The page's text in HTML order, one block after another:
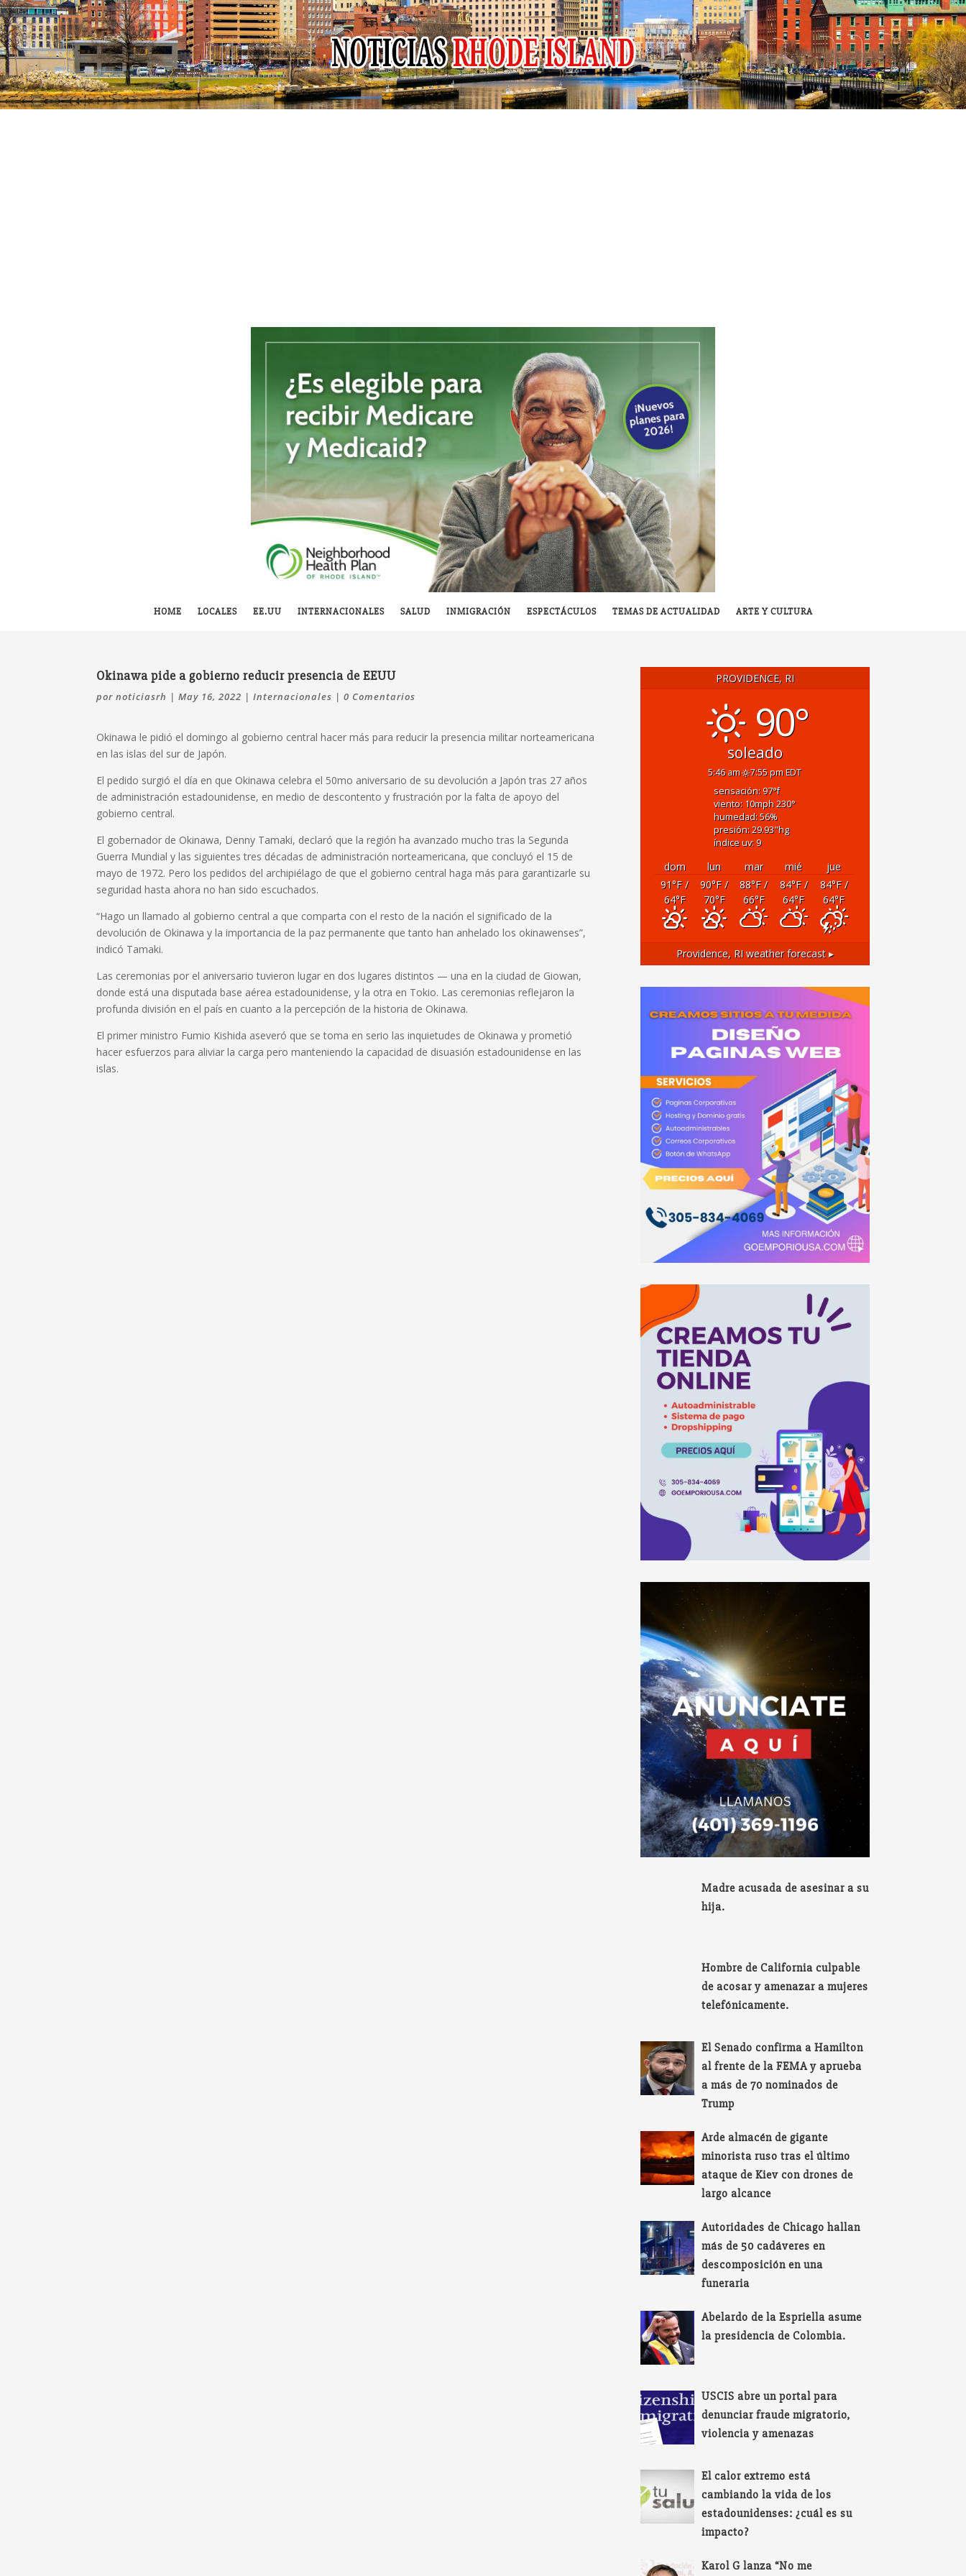
HOME LOCALES EE.UU INTERNACIONALES SALUD INMIGRACIÓN ESPECTÁCULOS TEMAS DE ACTUALIDAD ARTE Y CULTURA
Okinawa pide a gobierno reducir presencia de EEUU
pornoticiasrh |May 16, 2022 |Internacionales |0 Comentarios
Okinawa le pidió el domingo al gobierno central hacer más para reducir la presencia militar norteamericana
en las islas del sur de Japón.
El pedido surgió el día en que Okinawa celebra el 50mo aniversario de su devolución a Japón tras 27 años
de administración estadounidense, en medio de descontento y frustración por la falta de apoyo del
gobierno central.
El gobernador de Okinawa, Denny Tamaki, declaró que la región ha avanzado mucho tras la Segunda
Guerra Mundial y las siguientes tres décadas de administración norteamericana, que concluyó el 15 de
mayo de 1972. Pero los pedidos del archipiélago de que el gobierno central haga más para garantizarle su
seguridad hasta ahora no han sido escuchados.
“Hago un llamado al gobierno central a que comparta con el resto de la nación el significado de la
devolución de Okinawa y la importancia de la paz permanente que tanto han anhelado los okinawenses”,
indicó Tamaki.
Las ceremonias por el aniversario tuvieron lugar en dos lugares distintos — una en la ciudad de Giowan,
donde está una disputada base aérea estadounidense, y la otra en Tokio. Las ceremonias reflejaron la
profunda división en el país en cuanto a la percepción de la historia de Okinawa.
El primer ministro Fumio Kishida aseveró que se toma en serio las inquietudes de Okinawa y prometió
hacer esfuerzos para aliviar la carga pero manteniendo la capacidad de disuasión estadounidense en las
islas.
PROVIDENCE, RI
90°
soleado
5:46 am 7:55 pm EDT
sensación: 97°f
viento: 10mph230°
humedad: 56%
presión: 29.93"hg
índice uv: 9
dom lun mar mié
jue
91°F/
64°F
90°F/
70°F
88°F/
66°F
84°F/
64°F
84°F/
64°F
Providence, RIweather forecast ▸
Madre acusada de asesinar a su
hija.
Hombre de California culpable
de acosar y amenazar a mujeres
telefónicamente.
El Senado confirma a Hamilton
al frente de la FEMA y aprueba
a más de 70 nominados de
Trump
Arde almacén de gigante
minorista ruso tras el último
ataque de Kiev con drones de
largo alcance
Autoridades de Chicago hallan
más de 50 cadáveres en
descomposición en una
funeraria
Abelardo de la Espriella asume
la presidencia de Colombia.
USCIS abre un portal para
denunciar fraude migratorio,
violencia y amenazas
El calor extremo está
cambiando la vida de los
estadounidenses: ¿cuál es su
impacto?
Karol G lanza “No me